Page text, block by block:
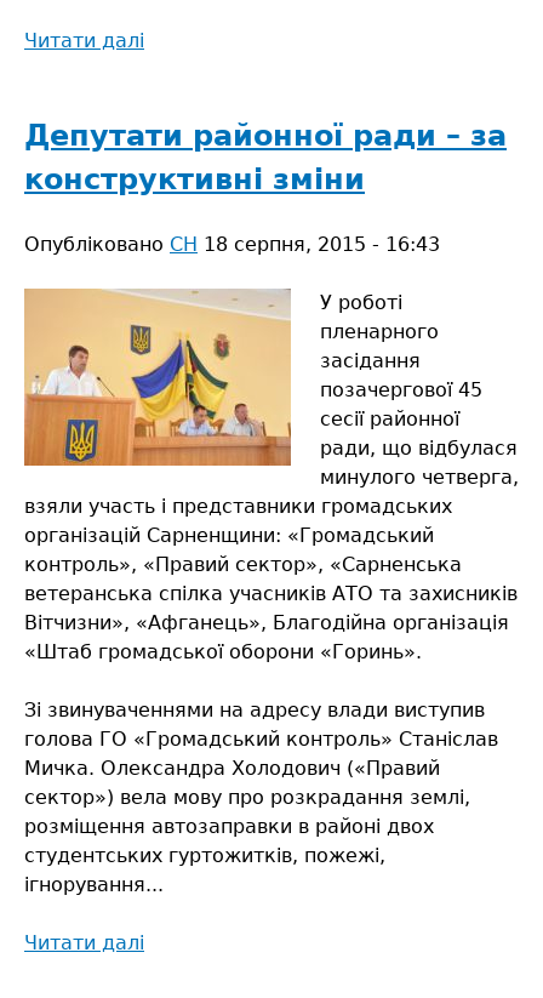
Читати далі
допомагає
втілювати
ідеї
Депутати районної ради – за
конструктивні зміни
Опубліковано СН 18 серпня, 2015 - 16:43
У роботі
пленарного
засідання
позачергової 45
сесії районної
ради, що відбулася
минулого четверга,
взяли участь і представники громадських
організацій Сарненщини: «Громадський
контроль», «Правий сектор», «Сарненська
ветеранська спілка учасників АТО та захисників
Вітчизни», «Афганець», Благодійна організація
«Штаб громадської оборони «Горинь».
Зі звинуваченнями на адресу влади виступив
голова ГО «Громадський контроль» Станіслав
Мичка. Олександра Холодович («Правий
сектор») вела мову про розкрадання землі,
розміщення автозаправки в районі двох
студентських гуртожитків, пожежі,
ігнорування...
Читати далі